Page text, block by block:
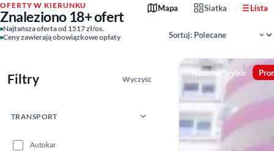
OFERTY W KIERUNKU
Znaleziono 18+ ofert
Najtańsza oferta od 1517 zł/os.
Ceny zawierają obowiązkowe opłaty
Mapa Siatka Lista
Filtry Wyczyść
TRANSPORT
Autokar
Nasz top wybór